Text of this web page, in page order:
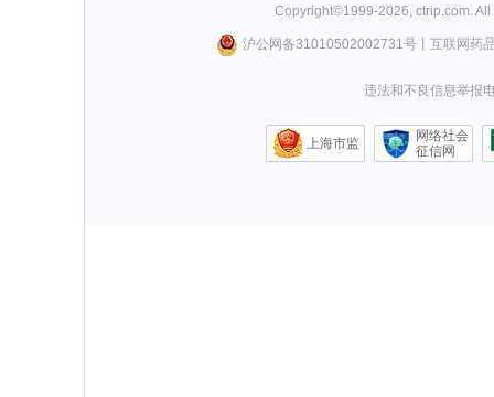
Copyright©1999-2026 ctrip.com .
沪公网备31010502002731号丨 互联网药
违法和不良信息举报
上海市监
网络社会
征信网